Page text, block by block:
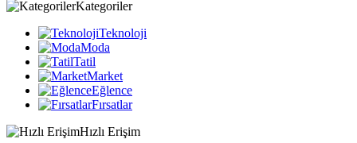
Kategoriler
Teknoloji
Moda
Tatil
Market
Eğlence
Fırsatlar
Hızlı Erişim